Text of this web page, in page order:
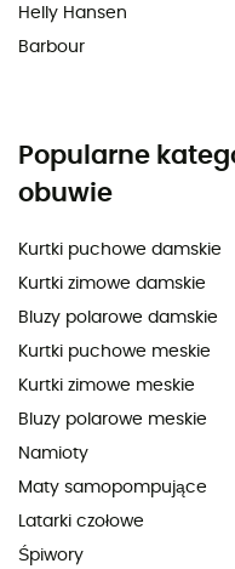
Helly Hansen
Barbour
Popularne
obuwie
Kurtki puchowe damskie
Kurtki zimowe damskie
Bluzy polarowe damskie
Kurtki puchowe meskie
Kurtki zimowe meskie
Bluzy polarowe meskie
Namioty
Maty samopompujące
Latarki czołowe
Śpiwory